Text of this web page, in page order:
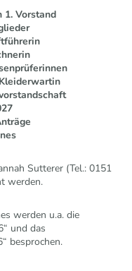
1. Vorstand
Sutterer (Tel.: 0151
werden.
werden u.a. die
und das
besprochen.